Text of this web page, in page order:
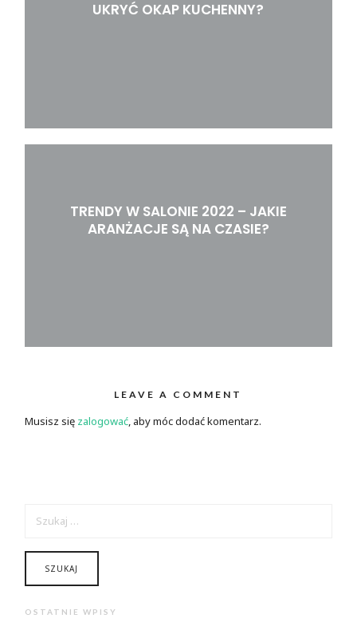
UKRYĆ OKAP KUCHENNY?
TRENDY W SALONIE 2022 – JAKIE
ARANŻACJE SĄ NA CZASIE?
LEAVE A COMMENT
Musisz się zalogować, aby móc dodać komentarz.
OSTATNIE WPISY